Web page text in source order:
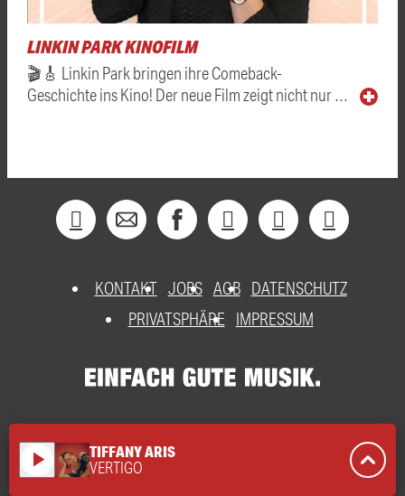
LINKIN PARK KINOFILM
🎬🎸 Linkin Park bringen ihre Comeback-
Geschichte ins Kino! Der neue Film zeigt nicht nur …
KONTAKT JOBS AGB DATENSCHUTZ
PRIVATSPHÄRE
IMPRESSUM
play_arrow TIFFANY ARIS
VERTIGO